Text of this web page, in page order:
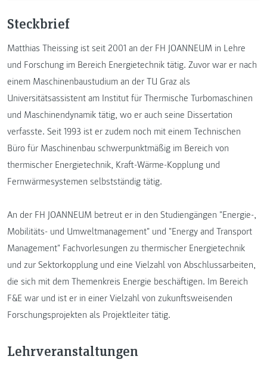
Steckbrief
Matthias Theissing ist seit 2001 an der FH JOANNEUM in Lehre
und Forschung im Bereich Energietechnik tätig. Zuvor war er nach
einem Maschinenbaustudium an der TU Graz als
Universitätsassistent am Institut für Thermische Turbomaschinen
und Maschinendynamik tätig, wo er auch seine Dissertation
verfasste. Seit 1993 ist er zudem noch mit einem Technischen
Büro für Maschinenbau schwerpunktmäßig im Bereich von
thermischer Energietechnik, Kraft-Wärme-Kopplung und
Fernwärmesystemen selbstständig tätig.
An der FH JOANNEUM betreut er in den Studiengängen "Energie-,
Mobilitäts- und Umweltmanagement" und "Energy and Transport
Management" Fachvorlesungen zu thermischer Energietechnik
und zur Sektorkopplung und eine Vielzahl von Abschlussarbeiten,
die sich mit dem Themenkreis Energie beschäftigen. Im Bereich
F&E war und ist er in einer Vielzahl von zukunftsweisenden
Forschungsprojekten als Projektleiter tätig.
Lehrveranstaltungen